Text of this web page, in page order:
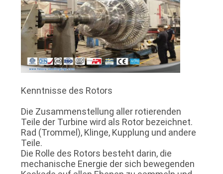
Kenntnisse des Rotors
Die Zusammenstellung aller rotierenden
Teile der Turbine wird als Rotor bezeichnet.
Rad (Trommel), Klinge, Kupplung und andere
Teile.
Die Rolle des Rotors besteht darin, die
mechanische Energie der sich bewegenden